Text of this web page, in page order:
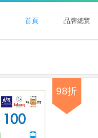
首頁 品牌總覽
98折